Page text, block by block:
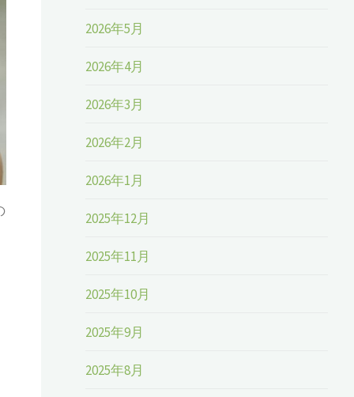
2026年5月
2026年4月
2026年3月
2026年2月
2026年1月
2025年12月
2025年11月
2025年10月
2025年9月
2025年8月